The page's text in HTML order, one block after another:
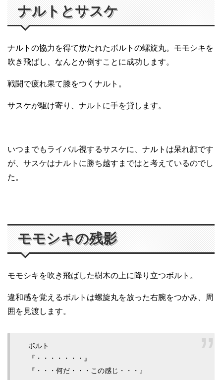
ナルトとサスケ
ナルトの協力を得て放たれたボルトの螺旋丸。モモシキを
吹き飛ばし、なんとか倒すことに成功します。
戦闘で疲れ果て膝をつくナルト。
サスケが駆け寄り、ナルトに手を貸します。
いつまでもライバル視するサスケに、ナルトは呆れ顔です
が、サスケはナルトに勝ち越すまではと考えているのでし
た。
モモシキの残影
モモシキを吹き飛ばした樹木の上に降り立つボルト。
違和感を覚えるボルトは螺旋丸を放った右腕をつかみ、周
囲を見渡します。
ボルト
『・・・・・・・』
『・・・何だ・・・この感じ・・・』